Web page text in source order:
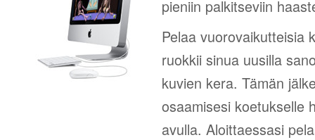
pieniin palkitseviin
Pelaa vuorovaikutteisia
ruokkii sinua uusilla
kuvien kera. Tämän
osaamisesi koetukselle
avulla. Aloittaessasi